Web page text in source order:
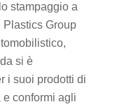
stampaggio a
Group
si è
i suoi prodotti di
e conformi agli